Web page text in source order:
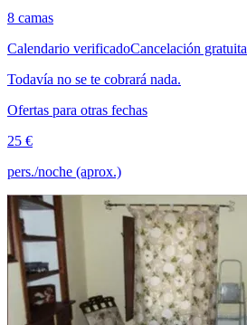
8 camas
Calendario verificadoCancelación gratuita
Todavía no se te cobrará nada.
Ofertas para otras fechas
25 €
pers./noche (aprox.)